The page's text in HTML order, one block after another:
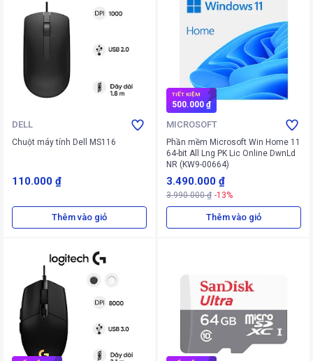
DELL
Chuột máy tính Dell MS116
110.000 ₫
Thêm vào giỏ
TIẾT KIỆM
500.000 ₫
MICROSOFT
Phần mềm Microsoft Win Home 11
64-bit All Lng PK Lic Online DwnLd
NR (KW9-00664)
3.490.000 ₫
3.990.000 ₫ -13%
Thêm vào giỏ